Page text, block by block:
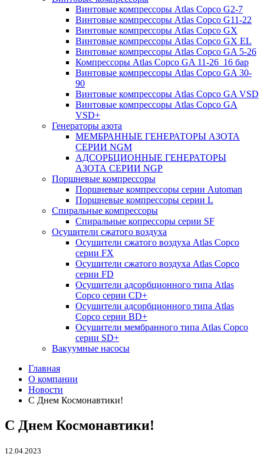
Винтовые компрессоры Atlas Copco G2-7
Винтовые компрессоры Atlas Copco G11-22
Винтовые компрессоры Atlas Copco GX
Винтовые компрессоры Atlas Copco GX EL
Винтовые компрессоры Atlas Copco GA 5-26
Компрессоры Atlas Copco GA 11-26_16 бар
Винтовые компрессоры Atlas Copco GA 30-
90
Винтовые компрессоры Atlas Copco GA VSD
Винтовые компрессоры Atlas Copco GA
VSD+
Генераторы азота
МЕМБРАННЫЕ ГЕНЕРАТОРЫ АЗОТА
СЕРИИ NGM
АДСОРБЦИОННЫЕ ГЕНЕРАТОРЫ
АЗОТА СЕРИИ NGP
Поршневые компрессоры
Поршневые компрессоры серии Automan
Поршневые компрессоры серии L
Спиральные компрессоры
Спиральные копрессоры серии SF
Осушители сжатого воздуха
Осушители сжатого воздуха Atlas Copco
серии FX
Осушители сжатого воздуха Atlas Copco
серии FD
Осушители адсорбционного типа Atlas
Copco серии СD+
Осушители адсорбционного типа Atlas
Copco серии BD+
Осушители мембранного типа Atlas Copco
серии SD+
Вакуумные насосы
Главная
О компании
Новости
С Днем Космонавтики!
С Днем Космонавтики!
12.04.2023